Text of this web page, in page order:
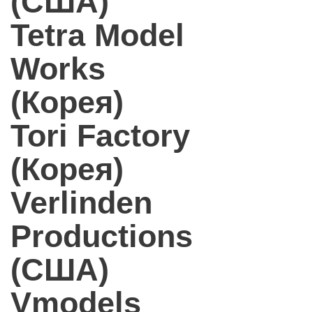
Tetra Model
Works
(Корея)
Tori Factory
(Корея)
Verlinden
Productions
(США)
Vmodels